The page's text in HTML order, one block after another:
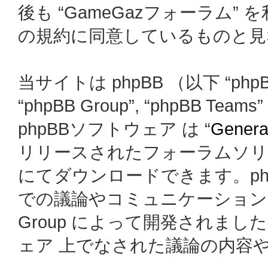
後も “GameGazフォーラム”
の規約に同意しているものと
当サイトは phpBB （以下
“phpBB Group”, “phpBB
phpBBソフトウェア は “
リリースされたフォーラムソ
にてダウンロードできます。
での議論やコミュニケーショ
Group によって開発されまし
ェア 上でなされた議論の内容